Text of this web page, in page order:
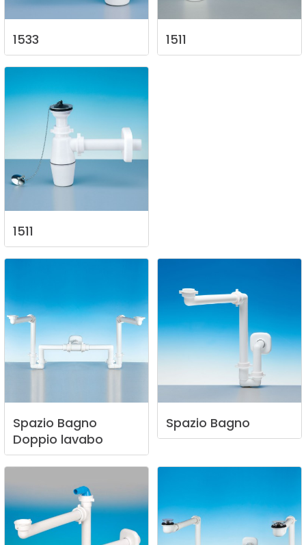
1533 1511
1511
Spazio Bagno
Doppio lavabo
Spazio Bagno